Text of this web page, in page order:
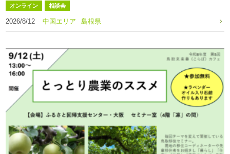
オンライン 相談会
2026/8/12 中国エリア 島根県